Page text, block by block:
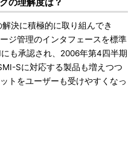
決に積極的に取り組んでき
ジ管理のインタフェースを標準
も承認され、2006年第4四半期
Sに対応する製品も増えつつ
トをユーザーも受けやすくなっ